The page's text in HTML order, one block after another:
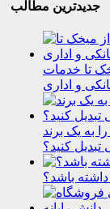
جدیدترین مطالب
تا خدمات
و اداری
به یک برند
کنید؟
باشد؟